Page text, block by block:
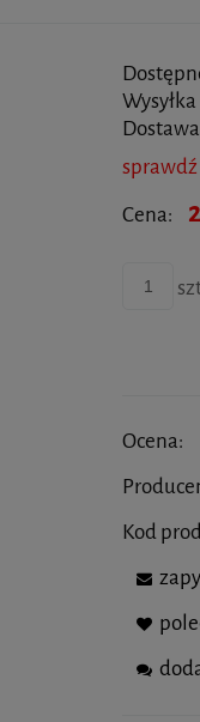
Cena:
Ocena:
Kod